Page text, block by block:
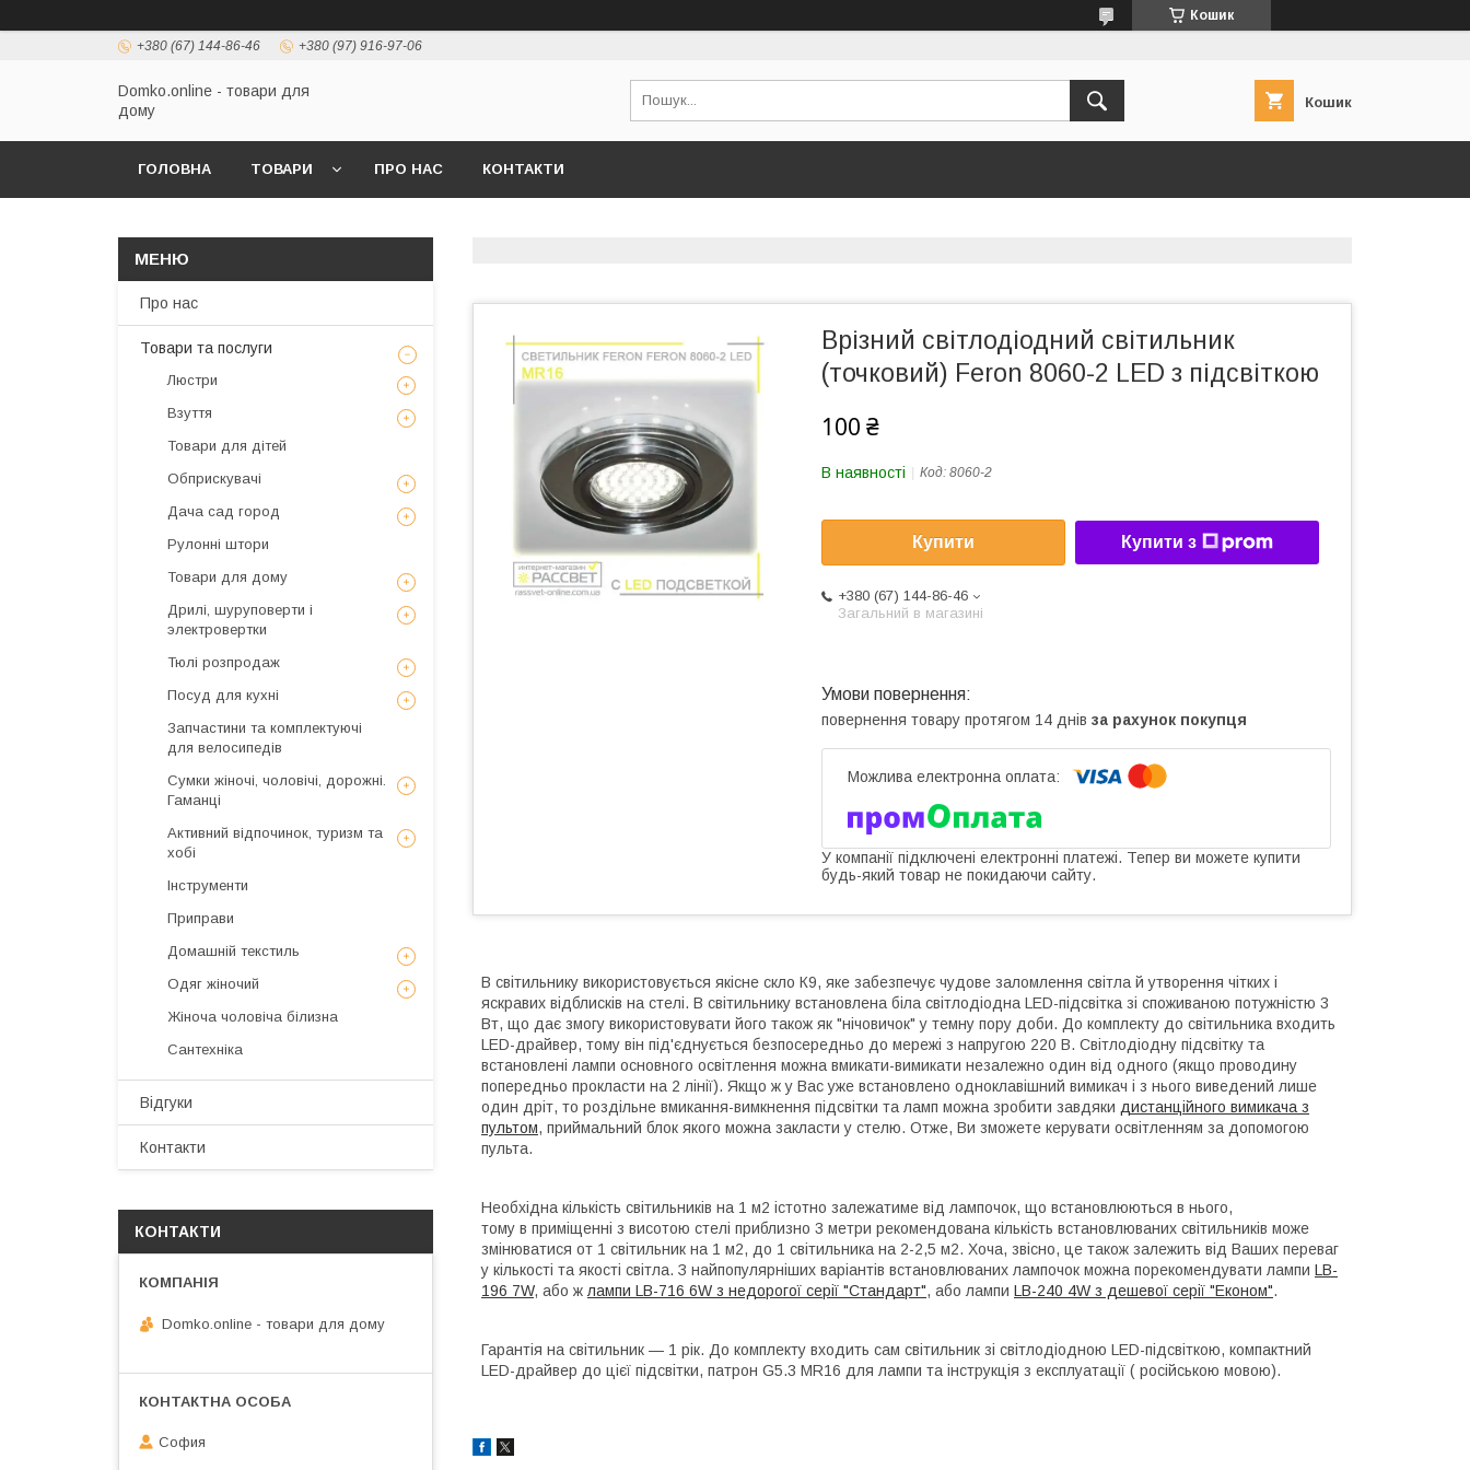
Кошик
+380 (67) 144-86-46 +380 (97) 916-97-06
Domko.online - товари для
дому
Кошик
ГОЛОВНА ТОВАРИ ПРО НАС КОНТАКТИ
Врізний світлодіодний світильник
(точковий) Feron 8060-2 LED з підсвіткою
100 ₴
В наявності Код: 8060-2
Купити Купити з
+380 (67) 144-86-46
Загальний в магазині
повернення товару протягом 14 днів за рахунок покупця
У компанії підключені електронні платежі. Тепер ви можете купити
будь-який товар не покидаючи сайту.
В світильнику використовується якісне скло К9, яке забезпечує чудове заломлення світла й утворення чітких і
яскравих відблисків на стелі. В світильнику встановлена біла світлодіодна LED-підсвітка зі споживаною потужністю 3
Вт, що дає змогу використовувати його також як "нічовичок" у темну пору доби. До комплекту до світильника входить
LED-драйвер, тому він під'єднується безпосередньо до мережі з напругою 220 В. Світлодіодну підсвітку та
встановлені лампи основного освітлення можна вмикати-вимикати незалежно один від одного (якщо проводину
попередньо прокласти на 2 лінії). Якщо ж у Вас уже встановлено одноклавішний вимикач і з нього виведений лише
один дріт, то роздільне вмикання-вимкнення підсвітки та ламп можна зробити завдяки дистанційного вимикача з
пультом, приймальний блок якого можна закласти у стелю. Отже, Ви зможете керувати освітленням за допомогою
пульта.
Необхідна кількість світильників на 1 м2 істотно залежатиме від лампочок, що встановлюються в нього,
тому в приміщенні з висотою стелі приблизно 3 метри рекомендована кількість встановлюваних світильників може
змінюватися от 1 світильник на 1 м2, до 1 світильника на 2-2,5 м2. Хоча, звісно, це також залежить від Ваших переваг
у кількості та якості світла. З найпопулярніших варіантів встановлюваних лампочок можна порекомендувати лампи LB-
196 7W, або ж лампи LB-716 6W з недорогої серії "Стандарт", або лампи LB-240 4W з дешевої серії "Економ".
Гарантія на світильник — 1 рік. До комплекту входить сам світильник зі світлодіодною LED-підсвіткою, компактний
LED-драйвер до цієї підсвітки, патрон G5.3 MR16 для лампи та інструкція з експлуатації ( російською мовою).
Про нас
Товари та послуги
Люстри
Взуття
Товари для дітей
Обприскувачі
Дача сад город
Рулонні штори
Товари для дому
Дрилі, шуруповерти і
электровертки
Тюлі розпродаж
Посуд для кухні
Запчастини та комплектуючі
для велосипедів
Сумки жіночі, чоловічі, дорожні.
Гаманці
Активний відпочинок, туризм та
хобі
Інструменти
Приправи
Домашній текстиль
Одяг жіночий
Жіноча чоловіча білизна
Сантехніка
Відгуки
Контакти
КОНТАКТИ
Domko.online - товари для дому
София